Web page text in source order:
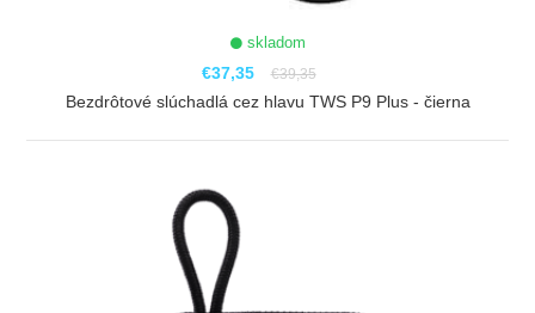
skladom
€37,35 €39,35
Bezdrôtové slúchadlá cez hlavu TWS P9 Plus - čierna